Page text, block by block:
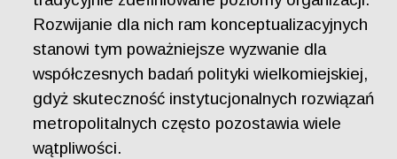
Rozwijanie dla nich ram konceptualizacyjnych
stanowi tym poważniejsze wyzwanie dla
współczesnych badań polityki wielkomiejskiej,
gdyż skuteczność instytucjonalnych rozwiązań
metropolitalnych często pozostawia wiele
wątpliwości.